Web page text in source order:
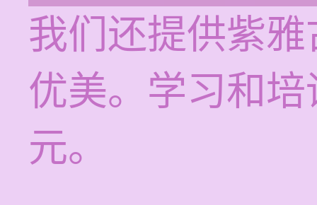
我们还提供紫
优美。学习和
元。